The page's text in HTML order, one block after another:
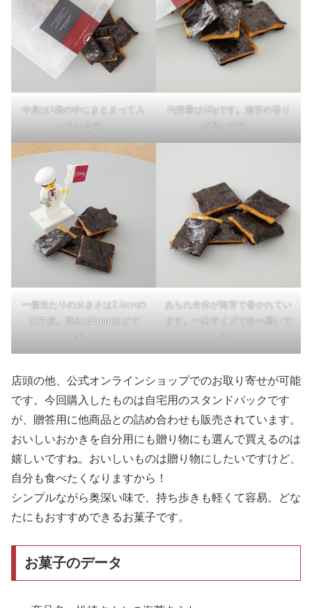
中身は1袋の中にまとまって入
っています。
内容量は50gです。海苔の香り
が良いです。
一個当たりの大きさは2.5cmの
正方形。厚みは2mmほどで
す。
あられ全体が海苔で巻かれてい
ます。一口サイズで食べ易いで
す。
店頭の他、公式オンラインショップでのお取り寄せが可能
です。今回購入したものは自宅用のスタンドパックです
が、贈答用に他商品との詰め合わせも販売されています。
おいしいおかきを自分用にも贈り物にも選んで買えるのは
嬉しいですね。おいしいものは贈り物にしたいですけど、
自分も食べたくなりますから！
シンプルながら奥深い味で、持ち歩きも軽くて容易。どな
たにもおすすめできるお菓子です。
お菓子のデータ